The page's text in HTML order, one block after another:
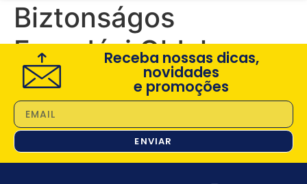
Biztonságos
Fogadási Oldal
Receba nossas dicas,
novidades
e promoções
ENVIAR